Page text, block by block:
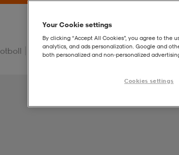
Beach Towel Extreme
Your Cookie settings
By clicking “Accept All Cookies”, you agree to the
analytics, and ads personalization. Google and
both personalized and non‑personalized
Cookies settings